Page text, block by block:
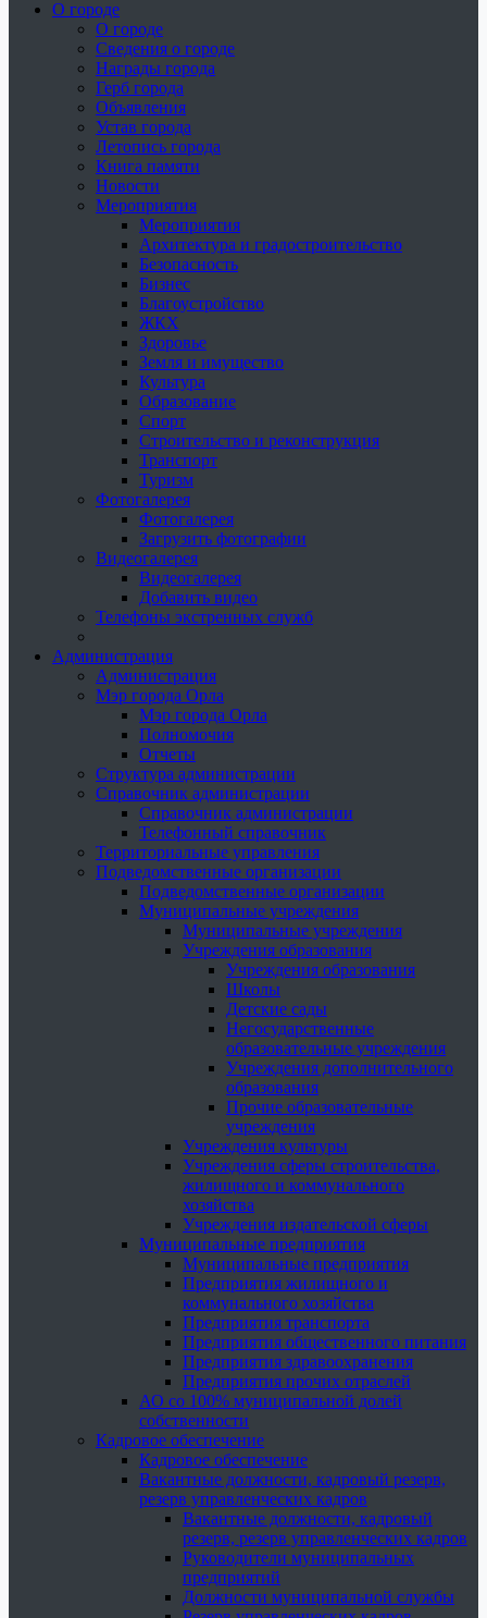
О городе
О городе
Сведения о городе
Награды города
Герб города
Объявления
Устав города
Летопись города
Книга памяти
Новости
Мероприятия
Мероприятия
Архитектура и градостроительство
Безопасность
Бизнес
Благоустройство
ЖКХ
Здоровье
Земля и имущество
Культура
Образование
Спорт
Строительство и реконструкция
Транспорт
Туризм
Фотогалерея
Фотогалерея
Загрузить фотографии
Видеогалерея
Видеогалерея
Добавить видео
Телефоны экстренных служб
Администрация
Администрация
Мэр города Орла
Мэр города Орла
Полномочия
Отчеты
Структура администрации
Справочник администрации
Справочник администрации
Телефонный справочник
Территориальные управления
Подведомственные организации
Подведомственные организации
Муниципальные учреждения
Муниципальные учреждения
Учреждения образования
Учреждения образования
Школы
Детские сады
Негосударственные
образовательные учреждения
Учреждения дополнительного
образования
Прочие образовательные
учреждения
Учреждения культуры
Учреждения сферы строительства,
жилищного и коммунального
хозяйства
Учреждения издательской сферы
Муниципальные предприятия
Муниципальные предприятия
Предприятия жилищного и
коммунального хозяйства
Предприятия транспорта
Предприятия общественного питания
Предприятия здравоохранения
Предприятия прочих отраслей
АО со 100% муниципальной долей
собственности
Кадровое обеспечение
Кадровое обеспечение
Вакантные должности, кадровый резерв,
резерв управленческих кадров
Вакантные должности, кадровый
резерв, резерв управленческих кадров
Руководители муниципальных
предприятий
Должности муниципальной службы